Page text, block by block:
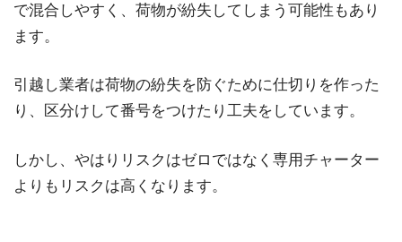
で混合しやすく、荷物が紛失してしまう可能性もあり
ます。
引越し業者は荷物の紛失を防ぐために仕切りを作った
り、区分けして番号をつけたり工夫をしています。
しかし、やはりリスクはゼロではなく専用チャーター
よりもリスクは高くなります。